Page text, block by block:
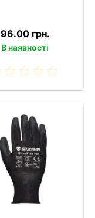
96.00 грн.
В наявності